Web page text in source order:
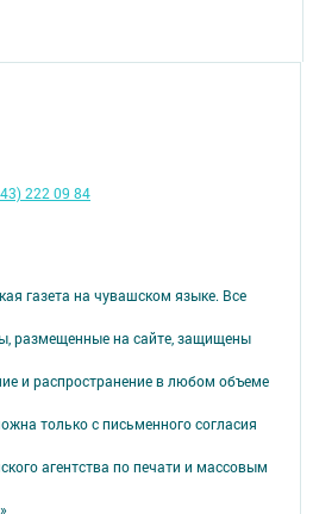
газета на чувашском языке. Все
размещенные на сайте, защищены
и распространение в любом объеме
только с письменного согласия
агентства по печати и массовым
222 09 84